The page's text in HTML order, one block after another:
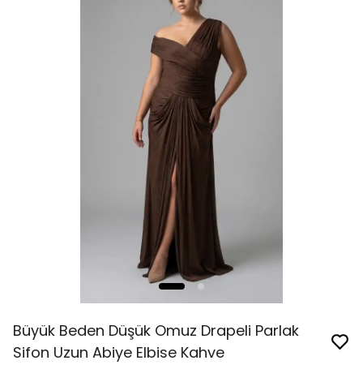
Büyük Beden Düşük Omuz Drapeli Parlak
Sifon Uzun Abiye Elbise Kahve